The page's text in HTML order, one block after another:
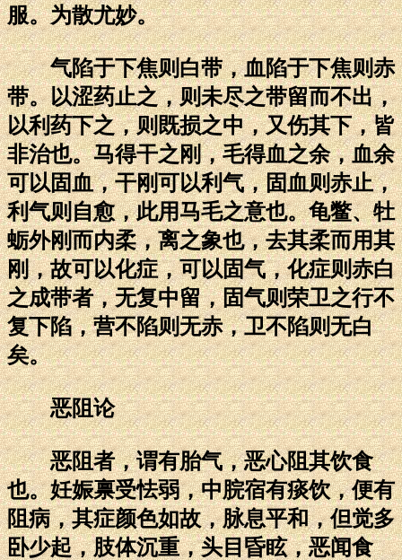
服。为散尤妙。
气陷于下焦则白带，血陷于下焦则赤
带。以涩药止之，则未尽之带留而不出，
以利药下之，则既损之中，又伤其下，皆
非治也。马得干之刚，毛得血之余，血余
可以固血，干刚可以利气，固血则赤止，
利气则自愈，此用马毛之意也。龟鳖、牡
蛎外刚而内柔，离之象也，去其柔而用其
刚，故可以化症，可以固气，化症则赤白
之成带者，无复中留，固气则荣卫之行不
复下陷，营不陷则无赤，卫不陷则无白
矣。
恶阻论
恶阻者，谓有胎气，恶心阻其饮食
也。妊娠禀受怯弱，中脘宿有痰饮，便有
阻病，其症颜色如故，脉息平和，但觉多
卧少起，肢体沉重，头目昏眩，恶闻食